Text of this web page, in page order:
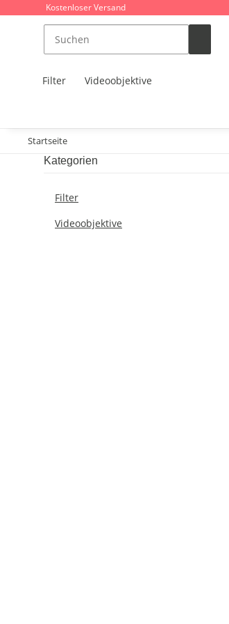
Kostenloser Versand
Filter Videoobjektive
Startseite
Kategorien
Filter
Videoobjektive